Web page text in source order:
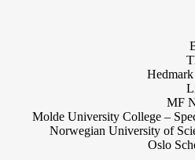
MF
Molde University College –
Norwegian University of
Oslo